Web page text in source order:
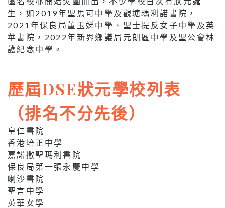
生，如2019年聖馬可中學及觀塘瑪利諾書院，
2021年保良局董玉娣中學、聖士提反女子中學及英
華書院，2022年新界鄉議局元朗區中學及聖公會林
護紀念中學。
歷屆DSE狀元學校列表
（排名不分先後）
皇仁書院
香港培正中學
嘉諾撒聖瑪利書院
保良局第一張永慶中學
喇沙書院
聖言中學
英華女學